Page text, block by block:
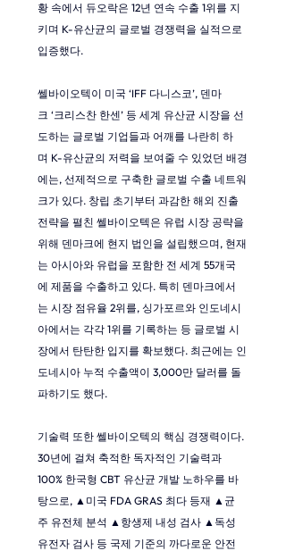
황 속에서 듀오락은 12년 연속 수출 1위를 지
키며 K-유산균의 글로벌 경쟁력을 실적으로
입증했다.
쎌바이오텍이 미국 ‘IFF 다니스코’, 덴마
크 ‘크리스찬 한센’ 등 세계 유산균 시장을 선
도하는 글로벌 기업들과 어깨를 나란히 하
며 K-유산균의 저력을 보여줄 수 있었던 배경
에는, 선제적으로 구축한 글로벌 수출 네트워
크가 있다. 창립 초기부터 과감한 해외 진출
전략을 펼친 쎌바이오텍은 유럽 시장 공략을
위해 덴마크에 현지 법인을 설립했으며, 현재
는 아시아와 유럽을 포함한 전 세계 55개국
에 제품을 수출하고 있다. 특히 덴마크에서
는 시장 점유율 2위를, 싱가포르와 인도네시
아에서는 각각 1위를 기록하는 등 글로벌 시
장에서 탄탄한 입지를 확보했다. 최근에는 인
도네시아 누적 수출액이 3,000만 달러를 돌
파하기도 했다.
기술력 또한 쎌바이오텍의 핵심 경쟁력이다.
30년에 걸쳐 축적한 독자적인 기술력과
100% 한국형 CBT 유산균 개발 노하우를 바
탕으로, ▲미국 FDA GRAS 최다 등재 ▲균
주 유전체 분석 ▲항생제 내성 검사 ▲독성
유전자 검사 등 국제 기준의 까다로운 안전